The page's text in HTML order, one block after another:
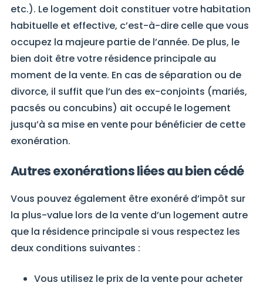
etc.). Le logement doit constituer votre habitation
habituelle et effective, c’est-à-dire celle que vous
occupez la majeure partie de l’année. De plus, le
bien doit être votre résidence principale au
moment de la vente. En cas de séparation ou de
divorce, il suffit que l’un des ex-conjoints (mariés,
pacsés ou concubins) ait occupé le logement
jusqu’à sa mise en vente pour bénéficier de cette
exonération.
Autres exonérations liées au bien cédé
Vous pouvez également être exonéré d’impôt sur
la plus-value lors de la vente d’un logement autre
que la résidence principale si vous respectez les
deux conditions suivantes :
Vous utilisez le prix de la vente pour acheter